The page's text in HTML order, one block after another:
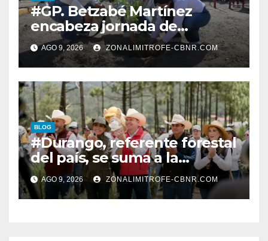
#GP. Betzabé Martínez
encabeza jornada de
reforestación en el Parque 5
de Mayo*
AGO 9, 2026 ZONALIMITROFE-CBNR.COM
BLOG
#Durango, referente forestal
del país, se suma a la
Jornada Nacional de
Reforestación de la
Presidenta Claudia con la
AGO 9, 2026 ZONALIMITROFE-CBNR.COM